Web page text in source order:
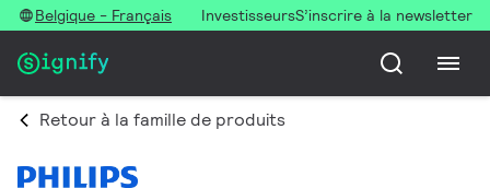
Belgique - Français InvestisseursS’inscrire à la newsletter
Retour à la famille de produits